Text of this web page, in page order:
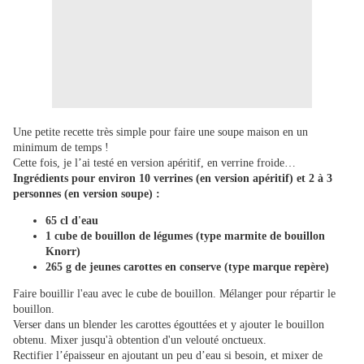
Une petite recette très simple pour faire une soupe maison en un
minimum de temps !
Cette fois, je l’ai testé en version apéritif, en verrine froide…
Ingrédients pour environ 10 verrines (en version apéritif) et 2 à 3
personnes (en version soupe) :
65 cl d'eau
1 cube de bouillon de légumes (type marmite de bouillon
Knorr)
265 g de jeunes carottes en conserve (type marque repère)
Faire bouillir l'eau avec le cube de bouillon. Mélanger pour répartir le
bouillon.
Verser dans un blender les carottes égouttées et y ajouter le bouillon
obtenu. Mixer jusqu'à obtention d'un velouté onctueux.
Rectifier l’épaisseur en ajoutant un peu d’eau si besoin, et mixer de